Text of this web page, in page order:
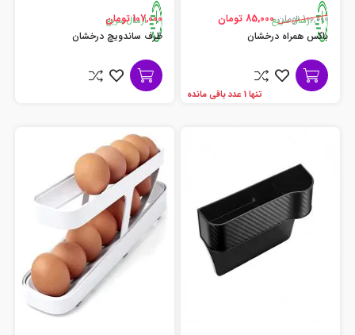
ارسال سریع100,000 تومان
85,000 تومان
باکس همراه درخشان
تنها 1 عدد باقی مانده
ارسال سریع107,000 تومان
ظرف ساندویچ درخشان